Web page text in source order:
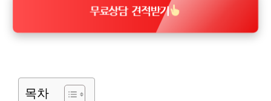
무료상담 견적받기
목차